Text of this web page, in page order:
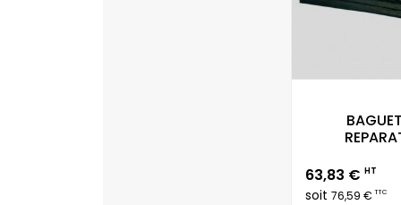
Prix
63,83 € HT
soit 76,59 €TTC